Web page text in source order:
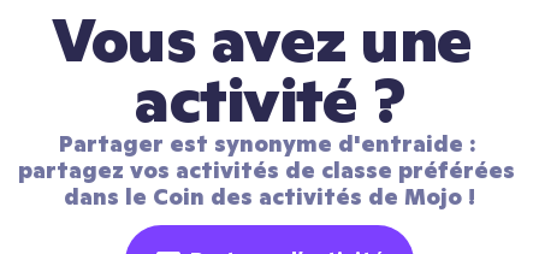
Vous avez une
activité ?
Partager est synonyme d'entraide :
partagez vos activités de classe préférées
dans le Coin des activités de Mojo !